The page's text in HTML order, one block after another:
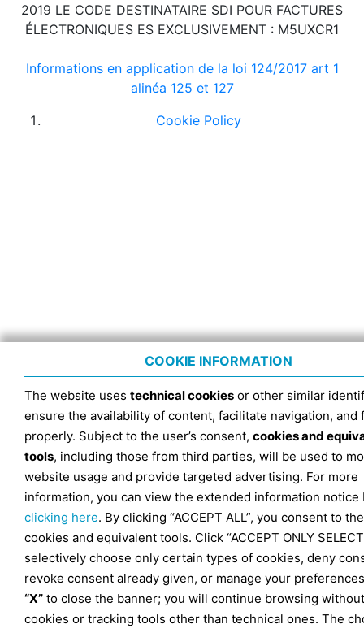
2019 LE CODE DESTINATAIRE SDI POUR FACTURES
ÉLECTRONIQUES ES EXCLUSIVEMENT : M5UXCR1
Informations en application de la loi 124/2017 art 1
alinéa 125 et 127
Cookie Policy
COOKIE INFORMATION
The website uses technical cookies or other similar
ensure the availability of content, facilitate navigation, and
properly. Subject to the user’s consent, cookies and
tools, including those from third parties, will be used to
website usage and provide targeted advertising. For more
information, you can view the extended information notice
clicking here. By clicking “ACCEPT ALL”, you consent to
cookies and equivalent tools. Click “ACCEPT ONLY
selectively choose only certain types of cookies, deny
revoke consent already given, or manage your
“X” to close the banner; you will continue browsing without
cookies or tracking tools other than technical ones. The